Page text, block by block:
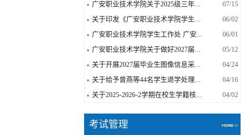
广安职业技术学院关于2025级三年... 07/15
关于印发《广安职业技术学院学生... 06/02
广安职业技术学院学生工作处 广安... 06/01
广安职业技术学院关于做好2027届... 05/12
关于开展2027届毕业生图像信息采... 04/24
关于给予曾燕等44名学生退学处理... 04/16
关于2025-2026-2学期在校生学籍核... 04/02
考试管理